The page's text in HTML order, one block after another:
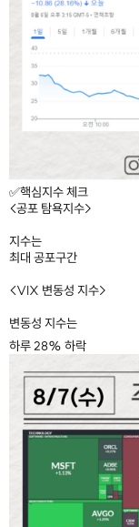
✅핵심지수 체크
<공포 탐욕지수>
지수는
최대 공포구간
<VIX 변동성 지수>
변동성 지수는
하루 28% 하락